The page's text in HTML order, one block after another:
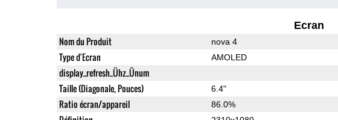
Ecran
Nom du Produit nova 4
Type d'Ecran AMOLED
display_refresh_Ühz_Ünum
Taille (Diagonale, Pouces) 6.4"
Ratio écran/appareil 86.0%